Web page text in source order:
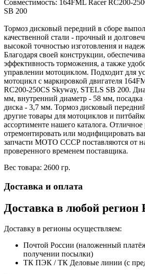
Совместимость: 164FML Racer RC200-
SB 200
Тормоз дисковый передний в сборе
качественной стали - прочный и
высокой точностью изготовления и
Благодаря своей конструкции,
эффективность торможения, а также
управлении мотоциклом. Подходит для
мотоцикл с маркировкой двигателя
RC200-250CS Skyway, STELS SB 200.
мм, внутренний диаметр - 58 мм,
диска - 3,7 мм. Тормоз дисковый
другие товары для мотоциклов и
ассортименте нашего каталога.
отремонтировать или модифицировать
запчасти МОТО СССР поставляются от
проверенного временем поставщика.
Вес товара: 2600 гр.
Доставка и оплата
Доставка в любой
Доставку в регионы осуществляем:
Почтой России (наложенный
получении посылки)
ТК ПЭК / ТК Деловые линии (с